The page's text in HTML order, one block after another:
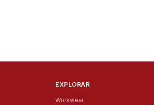
EXPLORAR
Workwear